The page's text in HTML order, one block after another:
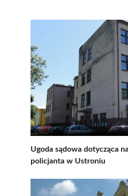
Ugoda sądowa dotycząca
policjanta w Ustroniu